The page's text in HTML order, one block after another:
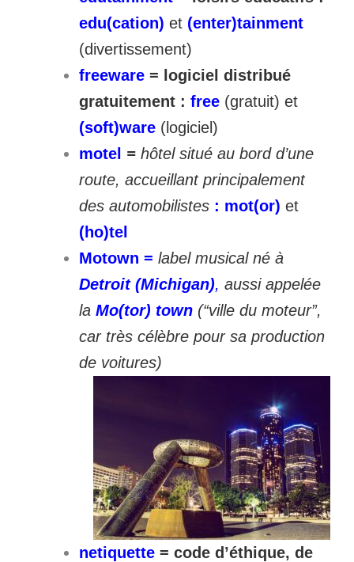
edu(cation) et (enter)tainment
(divertissement)
freeware = logiciel distribué
gratuitement : free (gratuit) et
(soft)ware (logiciel)
motel = hôtel situé au bord d’une
route, accueillant principalement
des automobilistes : mot(or) et
(ho)tel
Motown = label musical né à
Detroit (Michigan), aussi appelée
la Mo(tor) town (“ville du moteur”,
car très célèbre pour sa production
de voitures)
netiquette = code d’éthique, de